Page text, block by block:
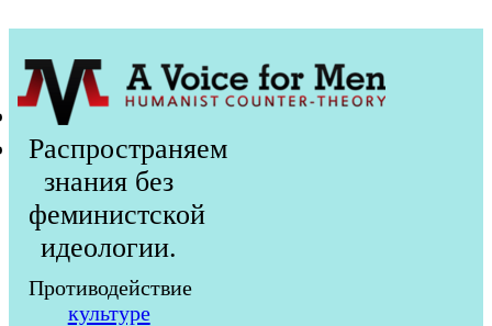
Распространяем
знания без
феминистской
идеологии.
Противодействие
культуре